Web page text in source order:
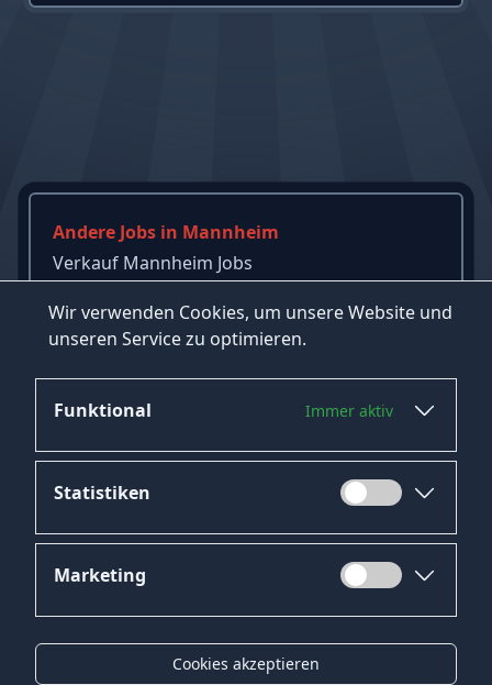
Wir verwenden Cookies, um unsere Website und
unseren Service zu optimieren.
Funktional Immer aktiv
Statistiken
Marketing
Cookies akzeptieren
Andere Jobs in Mannheim
Verkauf Mannheim Jobs
Kellner Mannheim Jobs
Mehr Jobs in Mannheim ansehen
Datenschutz
Impressum
Kontakt